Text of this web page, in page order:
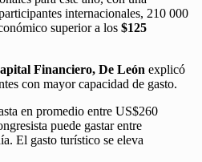
internacionales, 210 000
superior a los $125
Financiero, De León explicó
con mayor capacidad de gasto.
en promedio entre US$260
puede gastar entre
El gasto turístico se eleva